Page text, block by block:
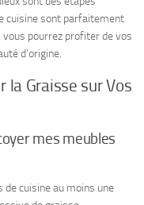
cuisine sont parfaitement
pourrez profiter de vos
d’origine.
la Graisse sur Vos
mes meubles
cuisine au moins une